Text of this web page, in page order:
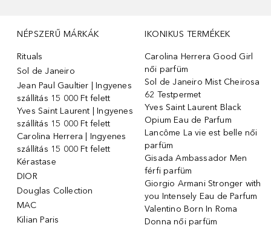
NÉPSZERŰ MÁRKÁK
Rituals
Sol de Janeiro
Jean Paul Gaultier | Ingyenes
szállítás 15 000 Ft felett
Yves Saint Laurent | Ingyenes
szállítás 15 000 Ft felett
Carolina Herrera | Ingyenes
szállítás 15 000 Ft felett
Kérastase
DIOR
Douglas Collection
MAC
Kilian Paris
IKONIKUS TERMÉKEK
Carolina Herrera Good Girl
női parfüm
Sol de Janeiro Mist Cheirosa
62 Testpermet
Yves Saint Laurent Black
Opium Eau de Parfum
Lancôme La vie est belle női
parfüm
Gisada Ambassador Men
férfi parfüm
Giorgio Armani Stronger with
you Intensely Eau de Parfum
Valentino Born In Roma
Donna női parfüm